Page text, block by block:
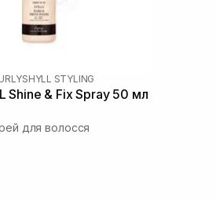
STYLING
Shine & Fix Spray 50 мл
для волосся